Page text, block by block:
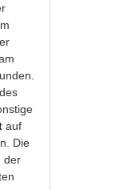
auf
Die
der